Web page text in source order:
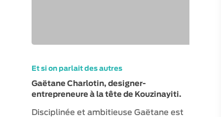
Et si on parlait des autres
Gaëtane Charlotin, designer-
entrepreneure à la tête de Kouzinayiti.
Disciplinée et ambitieuse Gaëtane est